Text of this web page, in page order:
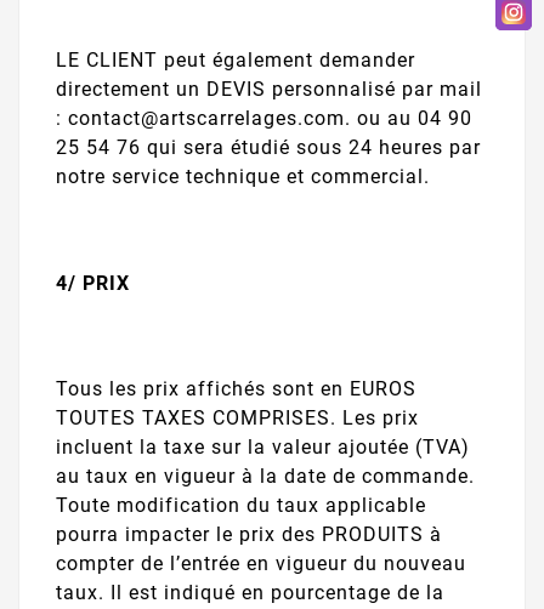
LE CLIENT peut également demander
directement un DEVIS personnalisé par mail
: contact@artscarrelages.com. ou au 04 90
25 54 76 qui sera étudié sous 24 heures par
notre service technique et commercial.
4/ PRIX
Tous les prix affichés sont en EUROS
TOUTES TAXES COMPRISES. Les prix
incluent la taxe sur la valeur ajoutée (TVA)
au taux en vigueur à la date de commande.
Toute modification du taux applicable
pourra impacter le prix des PRODUITS à
compter de l’entrée en vigueur du nouveau
taux. Il est indiqué en pourcentage de la